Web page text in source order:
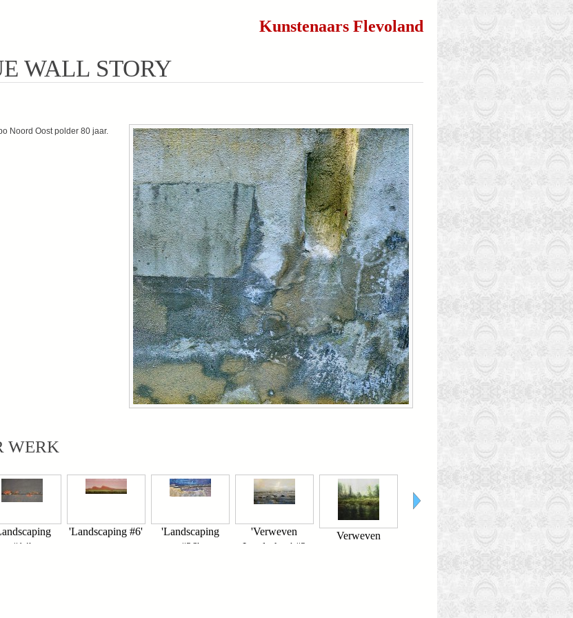
Kunstenaars Flevoland
WALL STORY
Noord Oost polder 80 jaar.
WERK
#14'
'Landscaping #6'
'Landscaping
#26'
'Verweven
Landschap' #2
Verweven
Landschap #3
Landschap #4